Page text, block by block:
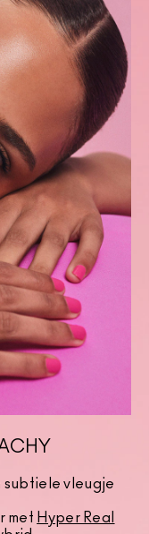
subtiele vleugje
met Hyper Real